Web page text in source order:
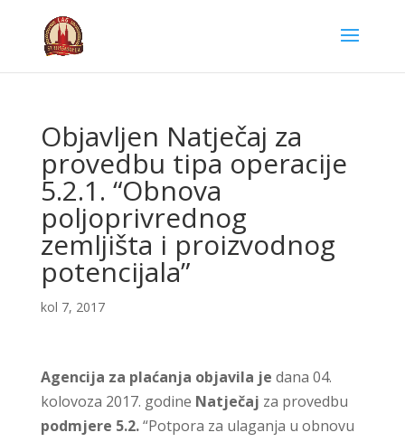
Objavljen Natječaj za
provedbu tipa operacije
5.2.1. “Obnova
poljoprivrednog
zemljišta i proizvodnog
potencijala”
kol 7, 2017
Agencija za plaćanja objavila je dana 04.
kolovoza 2017. godine Natječaj za provedbu
podmjere 5.2.“Potpora za ulaganja u obnovu